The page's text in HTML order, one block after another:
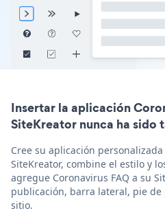
Insertar la aplicación
SiteKreator nunca ha sido
Cree su aplicación personalizada
SiteKreator, combine el estilo y
agregue Coronavirus FAQ a su
publicación, barra lateral, pie de
sitio.